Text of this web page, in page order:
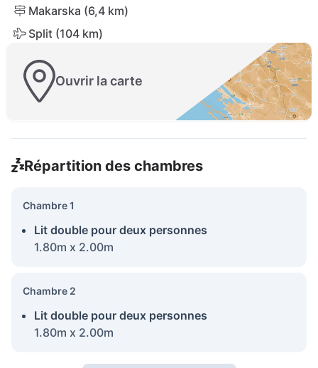
Makarska (6,4 km)
Split (104 km)
Ouvrir la carte
Répartition des chambres
Chambre 1
Lit double pour deux personnes
1.80m x 2.00m
Chambre 2
Lit double pour deux personnes
1.80m x 2.00m